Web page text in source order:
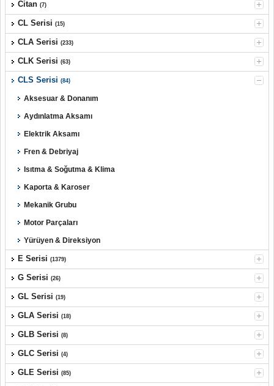
Citan (7)
CL Serisi (15)
CLA Serisi (233)
CLK Serisi (63)
CLS Serisi (84)
Aksesuar & Donanım
Aydınlatma Aksamı
Elektrik Aksamı
Fren & Debriyaj
Isıtma & Soğutma & Klima
Kaporta & Karoser
Mekanik Grubu
Motor Parçaları
Yürüyen & Direksiyon
E Serisi (1379)
G Serisi (26)
GL Serisi (19)
GLA Serisi (18)
GLB Serisi (8)
GLC Serisi (4)
GLE Serisi (85)